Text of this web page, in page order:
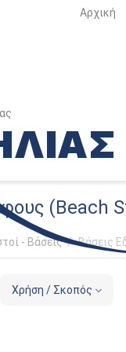
Αρχική
(Beach
- Βάσεις / Βάσεις
Χρήση / Σκοπός